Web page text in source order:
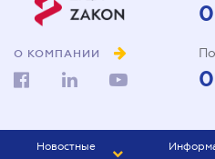
О КОМПАНИИ
Новостные